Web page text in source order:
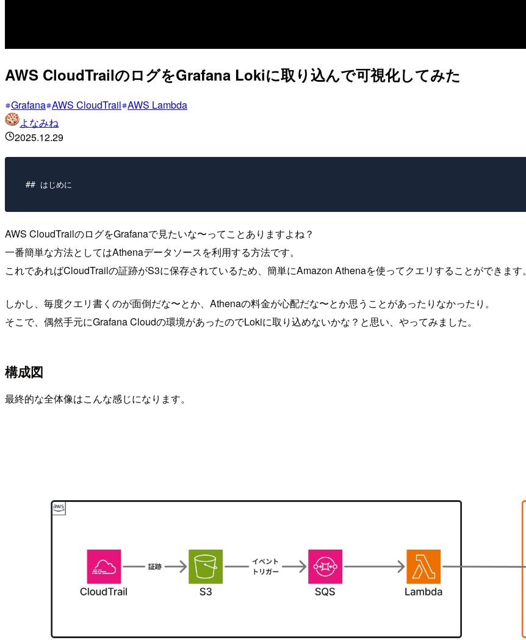
AWS CloudTrailのログをGrafana Lokiに取り込んで可視化してみた
Grafana AWS CloudTrail AWS Lambda
よなみね
2025.12.29
AWS CloudTrailのログをGrafanaで見たいな〜ってことありますよね？
一番簡単な方法としてはAthenaデータソースを利用する方法です。
これであればCloudTrailの証跡がS3に保存されているため、簡単にAmazon Athenaを使ってクエリすることができます。
しかし、毎度クエリ書くのが面倒だな〜とか、Athenaの料金が心配だな〜とか思うことがあったりなかったり。
そこで、偶然手元にGrafana Cloudの環境があったのでLokiに取り込めないかな？と思い、やってみました。
構成図
最終的な全体像はこんな感じになります。